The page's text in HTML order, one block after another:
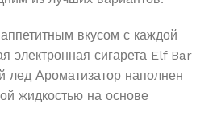
вкусом с каждой
электронная сигарета Elf Bar
Ароматизатор наполнен
жидкостью на основе